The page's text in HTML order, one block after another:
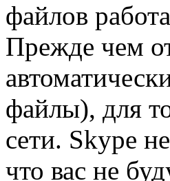
файлов
Прежде чем
файлы), для
сети. Skype
что вас не